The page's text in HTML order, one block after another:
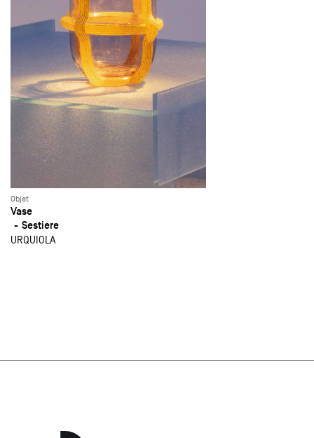
Objet
Vase
Sestiere
URQUIOLA